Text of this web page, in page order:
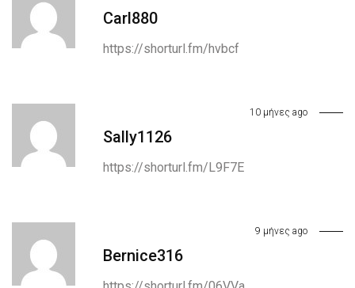
Carl880
https://shorturl.fm/hvbcf
Sally1126
10 μήνες ago
https://shorturl.fm/L9F7E
Bernice316
9 μήνες ago